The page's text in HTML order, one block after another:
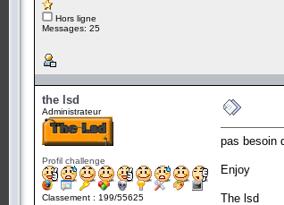
Hors ligne
Messages: 25
the lsd
Administrateur
Profil challenge
Classement : 199/55625
pas besoin
Enjoy
The lsd